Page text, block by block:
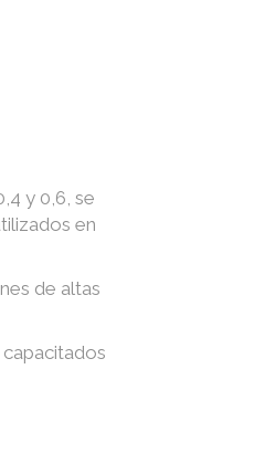
y 0,6, se
en
de altas